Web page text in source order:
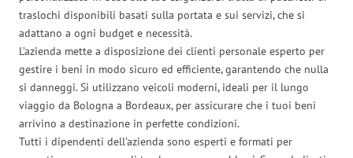
traslochi disponibili basati sulla portata e sui servizi, che si
adattano a ogni budget e necessità.
L’azienda mette a disposizione dei clienti personale esperto per
gestire i beni in modo sicuro ed efficiente, garantendo che nulla
si danneggi. Si utilizzano veicoli moderni, ideali per il lungo
viaggio da Bologna a Bordeaux, per assicurare che i tuoi beni
arrivino a destinazione in perfette condizioni.
Tutti i dipendenti dell’azienda sono esperti e formati per